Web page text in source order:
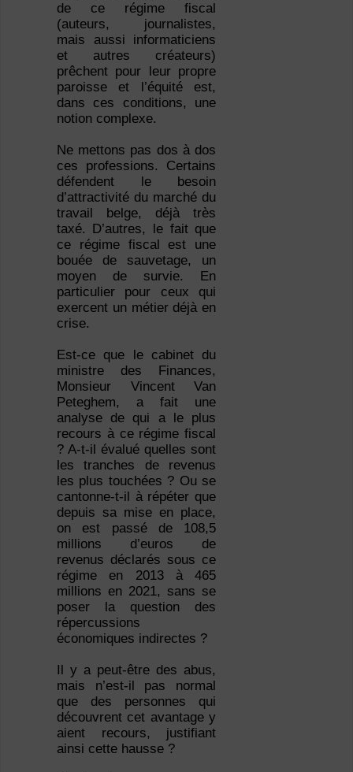
de ce régime fiscal
(auteurs, journalistes,
mais aussi informaticiens
et autres créateurs)
prêchent pour leur propre
paroisse et l’équité est,
dans ces conditions, une
notion complexe.
Ne mettons pas dos à dos
ces professions. Certains
défendent le besoin
d’attractivité du marché du
travail belge, déjà très
taxé. D’autres, le fait que
ce régime fiscal est une
bouée de sauvetage, un
moyen de survie. En
particulier pour ceux qui
exercent un métier déjà en
crise.
Est-ce que le cabinet du
ministre des Finances,
Monsieur Vincent Van
Peteghem, a fait une
analyse de qui a le plus
recours à ce régime fiscal
? A-t-il évalué quelles sont
les tranches de revenus
les plus touchées ? Ou se
cantonne-t-il à répéter que
depuis sa mise en place,
on est passé de 108,5
millions d’euros de
revenus déclarés sous ce
régime en 2013 à 465
millions en 2021, sans se
poser la question des
répercussions
économiques indirectes ?
Il y a peut-être des abus,
mais n’est-il pas normal
que des personnes qui
découvrent cet avantage y
aient recours, justifiant
ainsi cette hausse ?